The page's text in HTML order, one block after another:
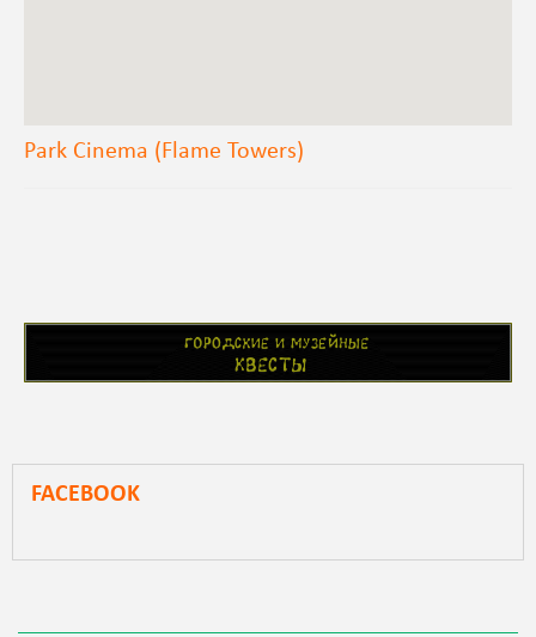
Park Cinema (Flame Towers)
FACEBOOK